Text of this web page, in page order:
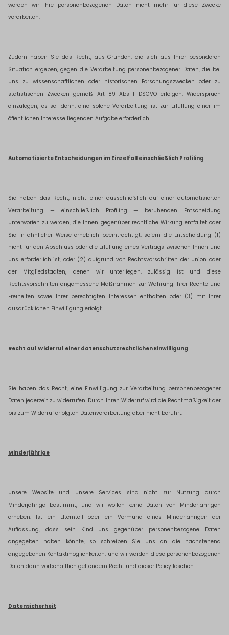
werden wir Ihre personenbezogenen Daten nicht mehr für diese Zwecke
verarbeiten.
Zudem haben Sie das Recht, aus Gründen, die sich aus Ihrer besonderen
Situation ergeben, gegen die Verarbeitung personenbezogener Daten, die bei
uns zu wissenschaftlichen oder historischen Forschungszwecken oder zu
statistischen Zwecken gemäß Art 89 Abs 1 DSGVO erfolgen, Widerspruch
einzulegen, es sei denn, eine solche Verarbeitung ist zur Erfüllung einer im
öffentlichen Interesse liegenden Aufgabe erforderlich.
Automatisierte Entscheidungen im Einzelfall einschließlich Profiling
Sie haben das Recht, nicht einer ausschließlich auf einer automatisierten
Verarbeitung — einschließlich Profiling — beruhenden Entscheidung
unterworfen zu werden, die Ihnen gegenüber rechtliche Wirkung entfaltet oder
Sie in ähnlicher Weise erheblich beeinträchtigt, sofern die Entscheidung (1)
nicht für den Abschluss oder die Erfüllung eines Vertrags zwischen Ihnen und
uns erforderlich ist, oder (2) aufgrund von Rechtsvorschriften der Union oder
der Mitgliedstaaten, denen wir unterliegen, zulässig ist und diese
Rechtsvorschriften angemessene Maßnahmen zur Wahrung Ihrer Rechte und
Freiheiten sowie Ihrer berechtigten Interessen enthalten oder (3) mit Ihrer
ausdrücklichen Einwilligung erfolgt.
Recht auf Widerruf einer datenschutzrechtlichen Einwilligung
Sie haben das Recht, eine Einwilligung zur Verarbeitung personenbezogener
Daten jederzeit zu widerrufen. Durch Ihren Widerruf wird die Rechtmäßigkeit der
bis zum Widerruf erfolgten Datenverarbeitung aber nicht berührt.
Minderjährige
Unsere Website und unsere Services sind nicht zur Nutzung durch
Minderjährige bestimmt, und wir wollen keine Daten von Minderjährigen
erheben. Ist ein Elternteil oder ein Vormund eines Minderjährigen der
Auffassung, dass sein Kind uns gegenüber personenbezogene Daten
angegeben haben könnte, so schreiben Sie uns an die nachstehend
angegebenen Kontaktmöglichkeiten, und wir werden diese personenbezogenen
Daten dann vorbehaltlich geltendem Recht und dieser Policy löschen.
Datensicherheit